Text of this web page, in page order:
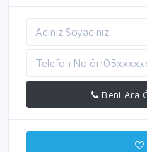
Beni Ara